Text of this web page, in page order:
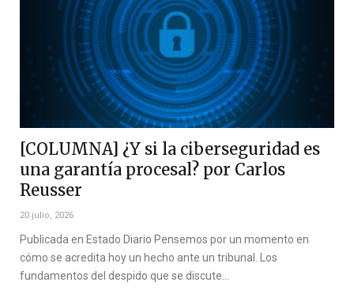
[COLUMNA] ¿Y si la ciberseguridad es
una garantía procesal? por Carlos
Reusser
20 julio, 2026
Publicada en Estado Diario Pensemos por un momento en
cómo se acredita hoy un hecho ante un tribunal. Los
fundamentos del despido que se discute…